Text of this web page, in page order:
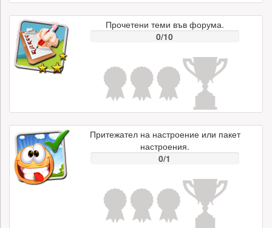
Прочетени теми във форума.
0/10
Притежател на настроение или пакет
настроения.
0/1